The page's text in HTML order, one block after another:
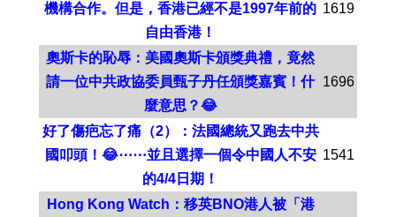
機構合作。但是，香港已經不是1997年前的
自由香港！
1619
奧斯卡的恥辱：美國奧斯卡頒獎典禮，竟然
請一位中共政協委員甄子丹任頒獎嘉賓！什
麼意思？😂
1696
好了傷疤忘了痛（2）：法國總統又跑去中共
國叩頭！😂⋯⋯並且選擇一個令中國人不安
的4/4日期！
1541
Hong Kong Watch：移英BNO港人被「港